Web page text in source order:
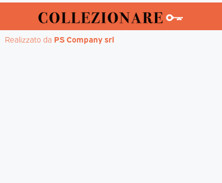
Realizzato da PS Company srl